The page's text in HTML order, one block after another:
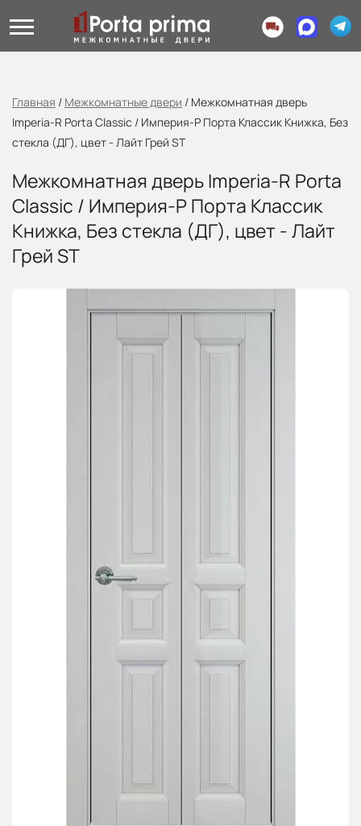
Главная / Межкомнатные двери / Межкомнатная дверь
Imperia-R Porta Classic / Империя-Р Порта Классик Книжка, Без
стекла (ДГ), цвет - Лайт Грей ST
Межкомнатная дверь Imperia-R Porta
Classic / Империя-Р Порта Классик
Книжка, Без стекла (ДГ), цвет - Лайт
Грей ST